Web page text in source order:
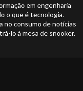
em engenharia
o que é tecnologia.
no consumo de notícias
lo à mesa de snooker.